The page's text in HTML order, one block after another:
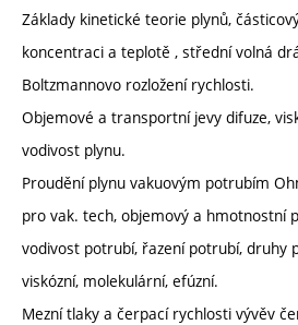
Základy kinetické teorie plynů,
koncentraci a teplotě , střední volná
Boltzmannovo rozložení rychlosti.
Objemové a transportní jevy difuze,
vodivost plynu.
Proudění plynu vakuovým potrubím
pro vak. tech, objemový a hmotnostní
vodivost potrubí, řazení potrubí, druhy
viskózní, molekulární, efúzní.
Mezní tlaky a čerpací rychlosti vývěv